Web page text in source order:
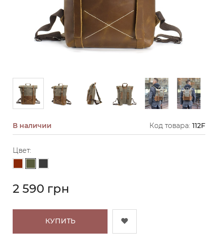
В наличии Код товара: 112F
Цвет:
2 590 грн
КУПИТЬ